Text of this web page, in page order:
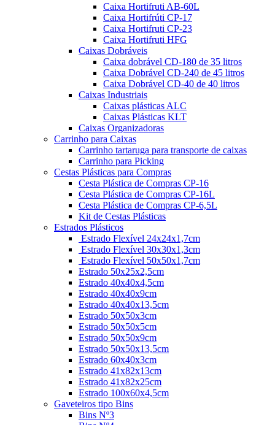
Caixa Hortifruti AB-60L
Caixa Hortifrúti CP-17
Caixa Hortifruti CP-23
Caixa Hortifruti HFG
Caixas Dobráveis
Caixa dobrável CD-180 de 35 litros
Caixa Dobrável CD-240 de 45 litros
Caixa Dobrável CD-40 de 40 litros
Caixas Industriais
Caixas plásticas ALC
Caixas Plásticas KLT
Caixas Organizadoras
Carrinho para Caixas
Carrinho tartaruga para transporte de caixas
Carrinho para Picking
Cestas Plásticas para Compras
Cesta Plástica de Compras CP-16
Cesta Plástica de Compras CP-16L
Cesta Plástica de Compras CP-6,5L
Kit de Cestas Plásticas
Estrados Plásticos
Estrado Flexível 24x24x1,7cm
Estrado Flexível 30x30x1,3cm
Estrado Flexível 50x50x1,7cm
Estrado 50x25x2,5cm
Estrado 40x40x4,5cm
Estrado 40x40x9cm
Estrado 40x40x13,5cm
Estrado 50x50x3cm
Estrado 50x50x5cm
Estrado 50x50x9cm
Estrado 50x50x13,5cm
Estrado 60x40x3cm
Estrado 41x82x13cm
Estrado 41x82x25cm
Estrado 100x60x4,5cm
Gaveteiros tipo Bins
Bins Nº3